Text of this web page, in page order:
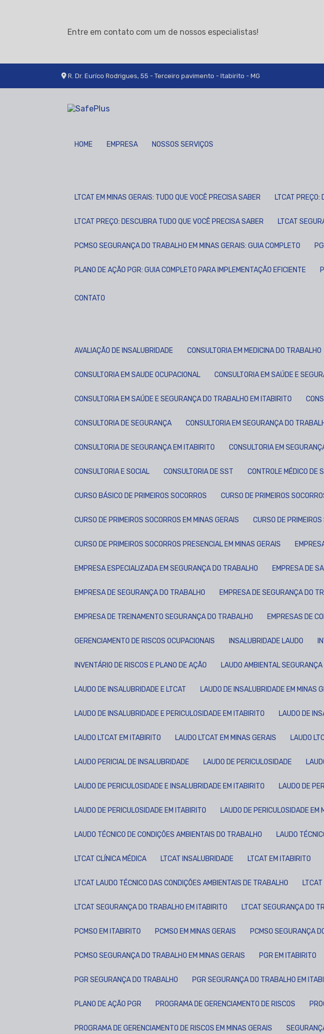
Entre em contato com um de nossos especialistas!
R. Dr. Euríco Rodrigues, 55 - Terceiro pavimento - Itabirito - MG
HOME EMPRESA NOSSOS SERVIÇOS
LTCAT EM MINAS GERAIS: TUDO QUE VOCÊ PRECISA SABER LTCAT
LTCAT PREÇO: DESCUBRA TUDO QUE VOCÊ PRECISA SABER LTCAT
PCMSO SEGURANÇA DO TRABALHO EM MINAS GERAIS: GUIA COMPLETO
PLANO DE AÇÃO PGR: GUIA COMPLETO PARA IMPLEMENTAÇÃO EFICIENTE
CONTATO
AVALIAÇÃO DE INSALUBRIDADE CONSULTORIA EM MEDICINA DO TRABALHO
CONSULTORIA EM SAUDE OCUPACIONAL CONSULTORIA EM SAÚDE E
CONSULTORIA EM SAÚDE E SEGURANÇA DO TRABALHO EM ITABIRITO
CONSULTORIA DE SEGURANÇA CONSULTORIA EM SEGURANÇA DO
CONSULTORIA DE SEGURANÇA EM ITABIRITO CONSULTORIA EM
CONSULTORIA E SOCIAL CONSULTORIA DE SST CONTROLE MÉDICO DE
CURSO BÁSICO DE PRIMEIROS SOCORROS CURSO DE PRIMEIROS
CURSO DE PRIMEIROS SOCORROS EM MINAS GERAIS CURSO DE
CURSO DE PRIMEIROS SOCORROS PRESENCIAL EM MINAS GERAIS
EMPRESA ESPECIALIZADA EM SEGURANÇA DO TRABALHO EMPRESA DE
EMPRESA DE SEGURANÇA DO TRABALHO EMPRESA DE SEGURANÇA DO
EMPRESA DE TREINAMENTO SEGURANÇA DO TRABALHO EMPRESAS DE
GERENCIAMENTO DE RISCOS OCUPACIONAIS INSALUBRIDADE LAUDO
INVENTÁRIO DE RISCOS E PLANO DE AÇÃO LAUDO AMBIENTAL
LAUDO DE INSALUBRIDADE E LTCAT LAUDO DE INSALUBRIDADE EM MINAS
LAUDO DE INSALUBRIDADE E PERICULOSIDADE EM ITABIRITO LAUDO DE
LAUDO LTCAT EM ITABIRITO LAUDO LTCAT EM MINAS GERAIS LAUDO
LAUDO PERICIAL DE INSALUBRIDADE LAUDO DE PERICULOSIDADE
LAUDO DE PERICULOSIDADE E INSALUBRIDADE EM ITABIRITO LAUDO DE
LAUDO DE PERICULOSIDADE EM ITABIRITO LAUDO DE PERICULOSIDADE EM
LAUDO TÉCNICO DE CONDIÇÕES AMBIENTAIS DO TRABALHO LAUDO
LTCAT CLÍNICA MÉDICA LTCAT INSALUBRIDADE LTCAT EM ITABIRITO
LTCAT LAUDO TÉCNICO DAS CONDIÇÕES AMBIENTAIS DE TRABALHO
LTCAT SEGURANÇA DO TRABALHO EM ITABIRITO LTCAT SEGURANÇA DO
PCMSO EM ITABIRITO PCMSO EM MINAS GERAIS PCMSO SEGURANÇA
PCMSO SEGURANÇA DO TRABALHO EM MINAS GERAIS PGR EM ITABIRITO
PGR SEGURANÇA DO TRABALHO PGR SEGURANÇA DO TRABALHO EM
PLANO DE AÇÃO PGR PROGRAMA DE GERENCIAMENTO DE RISCOS
PROGRAMA DE GERENCIAMENTO DE RISCOS EM MINAS GERAIS